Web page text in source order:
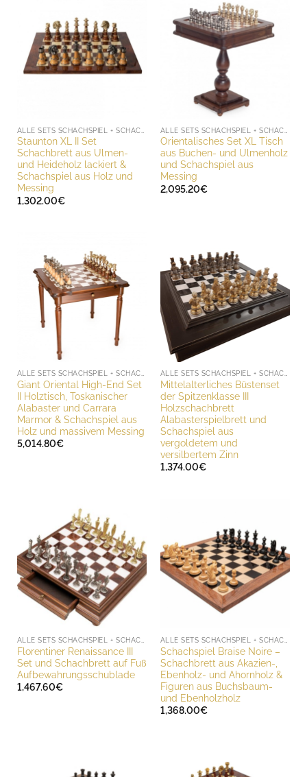
Staunton XL II Set
Schachbrett aus Ulmen-
und Heideholz lackiert &
Schachspiel aus Holz und
Messing
1,302.00€
Orientalisches Set XL Tisch
aus Buchen- und Ulmenholz
und Schachspiel aus
Messing
2,095.20€
Giant Oriental High-End Set
II Holztisch, Toskanischer
Alabaster und Carrara
Marmor & Schachspiel aus
Holz und massivem Messing
5,014.80€
Mittelalterliches Büstenset
der Spitzenklasse III
Holzschachbrett
Alabasterspielbrett und
Schachspiel aus
vergoldetem und
versilbertem Zinn
1,374.00€
Florentiner Renaissance III
Set und Schachbrett auf Fuß
Aufbewahrungsschublade
1,467.60€
Schachspiel Braise Noire –
Schachbrett aus Akazien-,
Ebenholz- und Ahornholz &
Figuren aus Buchsbaum-
und Ebenholzholz
1,368.00€